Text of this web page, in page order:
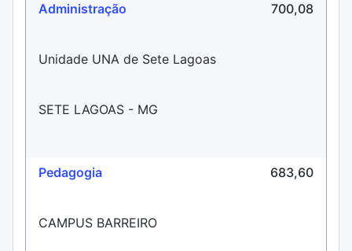
Administração
Unidade UNA de Sete Lagoas
SETE LAGOAS - MG
700,08
Pedagogia
CAMPUS BARREIRO
683,60